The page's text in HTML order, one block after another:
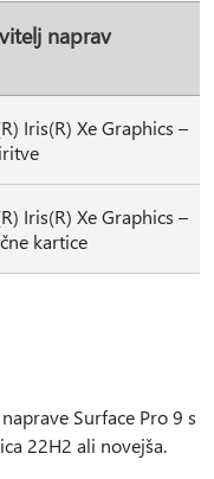
naprav
Iris(R) Xe Graphics –
Iris(R) Xe Graphics –
kartice
Surface Pro 9 s
22H2 ali novejša.